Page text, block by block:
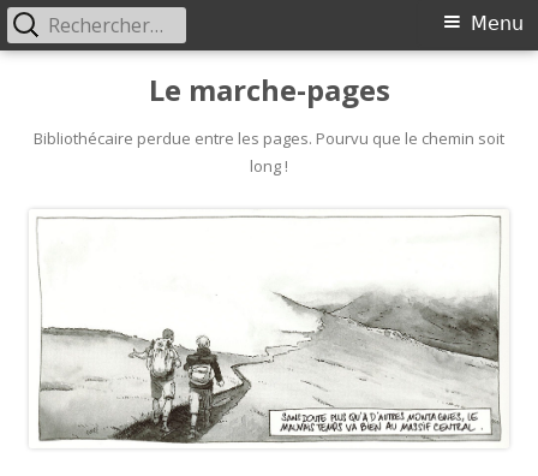
content
Le marche-pages
Bibliothécaire perdue entre les pages. Pourvu que le chemin soit
long !
Primary
Menu
Rechercher :